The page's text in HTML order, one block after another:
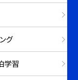
グ
学習